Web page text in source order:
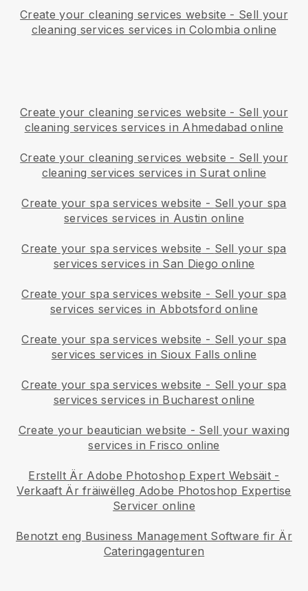
Create your cleaning services website - Sell your
cleaning services services in Colombia online
Create your cleaning services website - Sell your
cleaning services services in Ahmedabad online
Create your cleaning services website - Sell your
cleaning services services in Surat online
Create your spa services website - Sell your spa
services services in Austin online
Create your spa services website - Sell your spa
services services in San Diego online
Create your spa services website - Sell your spa
services services in Abbotsford online
Create your spa services website - Sell your spa
services services in Sioux Falls online
Create your spa services website - Sell your spa
services services in Bucharest online
Create your beautician website - Sell your waxing
services in Frisco online
Erstellt Är Adobe Photoshop Expert Websäit-
Verkaaft Är fräiwëlleg Adobe Photoshop Expertise
Servicer online
Benotzt eng Business Management Software fir Är
Cateringagenturen